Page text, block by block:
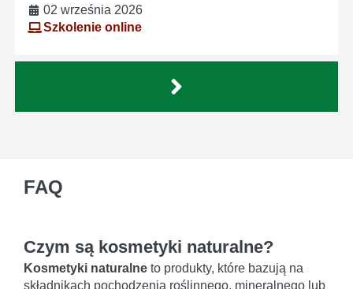
02 września 2026
Szkolenie online
FAQ
Czym są kosmetyki naturalne?
Kosmetyki naturalne to produkty, które bazują na
składnikach pochodzenia roślinnego, mineralnego lub